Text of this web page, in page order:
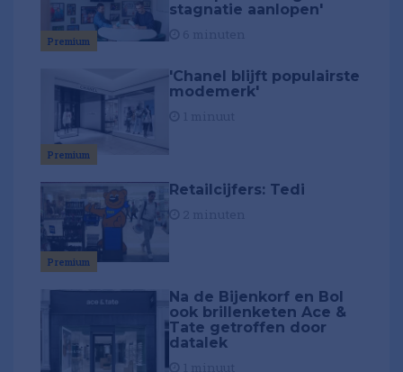
Premium
stagnatie aanlopen'
Premium
'Chanel blijft populairste
modemerk'
Premium
Retailcijfers: Tedi
Na de Bijenkorf en Bol
ook brillenketen Ace &
Tate getroffen door
datalek